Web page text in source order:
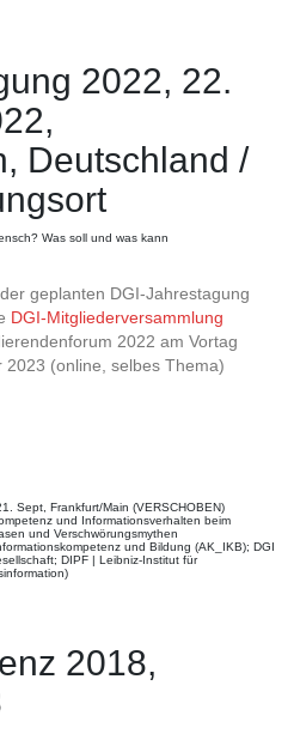
2022, 22.
Deutschland /
Was soll und was kann
geplanten DGI-Jahrestagung
DGI-Mitgliederversammlung
2022 am Vortag
2023 (online, selbes Thema)
Sept, Frankfurt/Main (VERSCHOBEN)
und Informationsverhalten beim
und Verschwörungsmythen
und Bildung (AK_IKB); DGI
DIPF | Leibniz-Institut für
2018,